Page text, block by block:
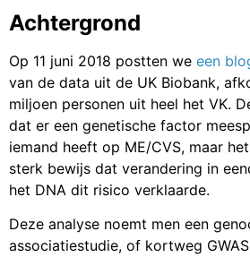
Achtergrond
Op 11 juni 2018 postten we een
van de data uit de UK Biobank,
miljoen personen uit heel het VK.
dat er een genetische factor
iemand heeft op ME/CVS, maar
sterk bewijs dat verandering in
het DNA dit risico verklaarde.
Deze analyse noemt men een
associatiestudie, of kortweg